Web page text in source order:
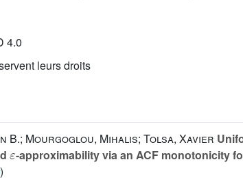
4.0
leurs droits
B.; Mourgoglou, Mihalis; Tolsa, Xavier
ε
-approximability via an ACF monotonicity
)